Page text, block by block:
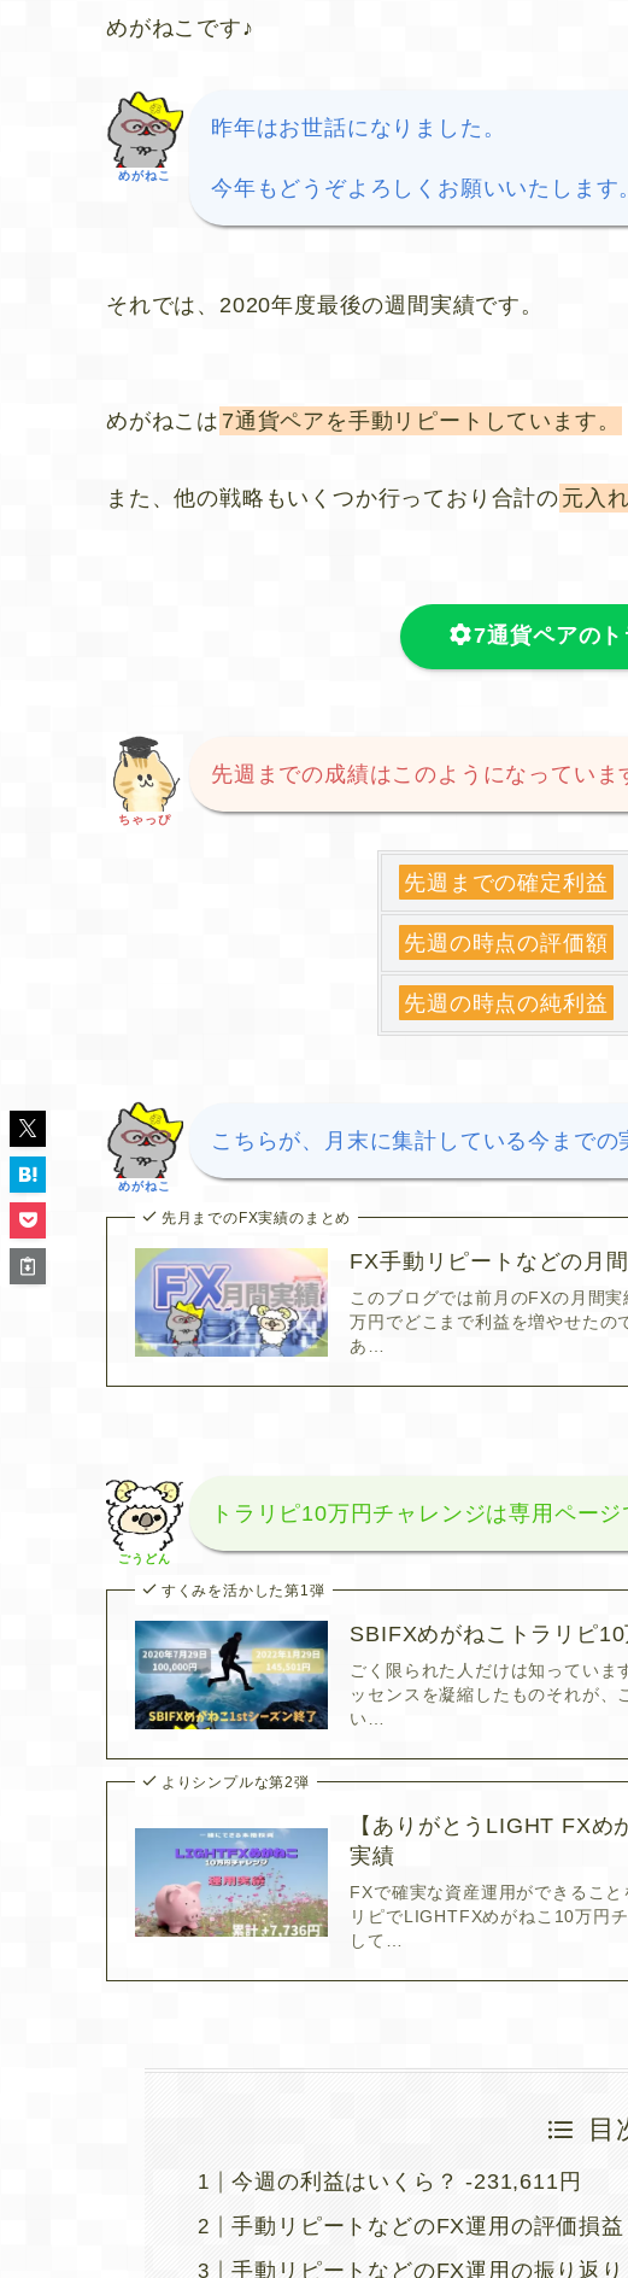
めがねこです♪
めがねこ
昨年はお世話になりました。
今年もどうぞよろしくお願いいたします
それでは、2020年度最後の週間実績です。
めがねこは 7通貨ペアを手動リピートしています。
また、他の戦略もいくつか行っており合計の 元入
7通貨ペアの
ちゃっぴ
先週までの成績はこのようになっていま
先週までの確定利益
先週の時点の評価額
先週の時点の純利益
めがねこ
こちらが、月末に集計している今までの
先月までのFX実績のまとめ
FX手動リピートなどの月
このブログでは前月のFXの月間
万円でどこまで利益を増やせたの
あ…
ごうどん
トラリピ10万円チャレンジは専用ペー
すくみを活かした第1弾
SBIFXめがねこトラリピ
ごく限られた人だけは知っていま
ッセンスを凝縮したものそれが、
い…
よりシンプルな第2弾
【ありがとうLIGHT FX
実績
FXで確実な資産運用ができるこ
リピでLIGHTFXめがねこ10万円
して…
目
今週の利益はいくら？ -231,611円
手動リピートなどのFX運用の評価損
手動リピートなどのFX運用の振り返り